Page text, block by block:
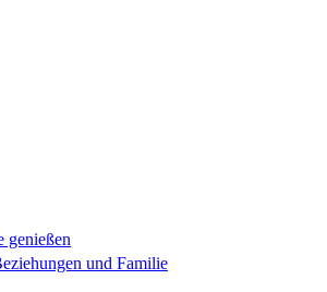
genießen
und Familie